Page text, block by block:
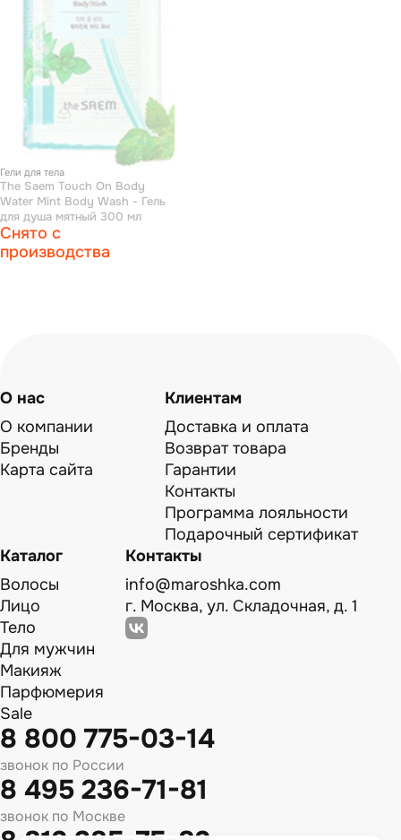
Гели для тела
The Saem Touch On Body
Water Mint Body Wash - Гель
для душа мятный 300 мл
Снято с
производства
О нас
О компании
Бренды
Карта сайта
Клиентам
Доставка и оплата
Возврат товара
Гарантии
Контакты
Программа лояльности
Подарочный сертификат
Каталог
Волосы
Лицо
Тело
Для мужчин
Макияж
Парфюмерия
Sale
Контакты
info@maroshka.com
г. Москва, ул. Складочная, д. 1
8 800 775-03-14
звонок по России
8 495 236-71-81
звонок по Москве